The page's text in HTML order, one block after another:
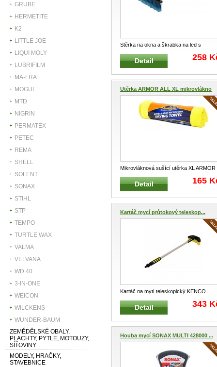
GRUBE
HERMETITE
K2
LITTLE JOE
LIQUI MOLY
LUBRIFILM
MA-FRA
MOGUL
MTD
NIGRIN
PERMATEX
PETEC
REMA
SHELL
SOLENT
SONAX
STIHL
STP
TEMPO
TURTLE WAX
VALMA
VELVANA
WD 40
3-IN-ONE
WEICON
WILCKENS
WUNDER-BAUM
ZEMĚDĚLSKÉ OBALY,
PLACHTY, PYTLE, MOTOUZY,
SÍŤOVINY
MODELY, HRAČKY,
STAVEBNICE
Stěrka na okna a škrabka na led s
teleskopem COMPASS kombinovaná ...
Detail 258
Utěrka ARMOR ALL XL mikrovlákno
Mikrovláknová sušící utěrka XL ARMOR
ALL Sušící a velmi savá utěrka ...
Detail 165
Kartáč mycí průtokový teleskop...
Kartáč na mytí teleskopický KENCO
Speciální kartáč na mytí a údržbu...
Detail 343
Houba mycí SONAX MULTI 428000 ...